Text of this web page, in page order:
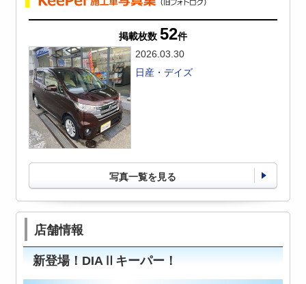
掲載枚数 52件
2026.03.30
日産・デイズ
写真一覧を見る
店舗情報
新登場！DIAⅡキーパー！